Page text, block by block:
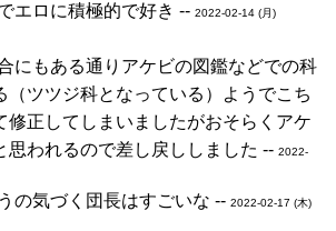
エロに積極的で好き -- 2022-02-14 (月)
にもある通りアケビの図鑑などでの科
（ツツジ科となっている）ようでこち
修正してしまいましたがおそらくアケ
思われるので差し戻ししました -- 2022-
の気づく団長はすごいな -- 2022-02-17 (木)